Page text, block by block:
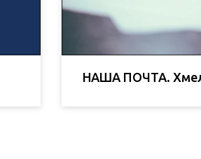
НАША ПОЧТА.